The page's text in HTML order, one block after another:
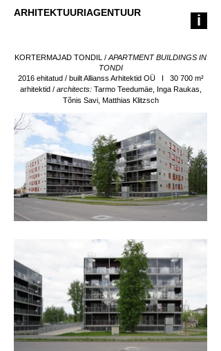
ARHITEKTUURIAGENTUUR i
KORTERMAJAD TONDIL / APARTMENT BUILDINGS IN
TONDI
2016 ehitatud / built Allianss Arhitektid OÜ
I 30 700 m²
arhitektid / architects: Tarmo Teedumäe, Inga Raukas,
Tõnis Savi, Matthias Klitzsch